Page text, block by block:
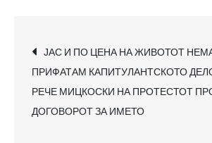
нека
Post
navigation
ЈАС И ПО ЦЕНА НА ЖИВОТОТ
ПРИФАТАМ КАПИТУЛАНТСКОТО
РЕЧЕ МИЦКОСКИ НА ПРОТЕСТОТ
ДОГОВОРОТ ЗА ИМЕТО